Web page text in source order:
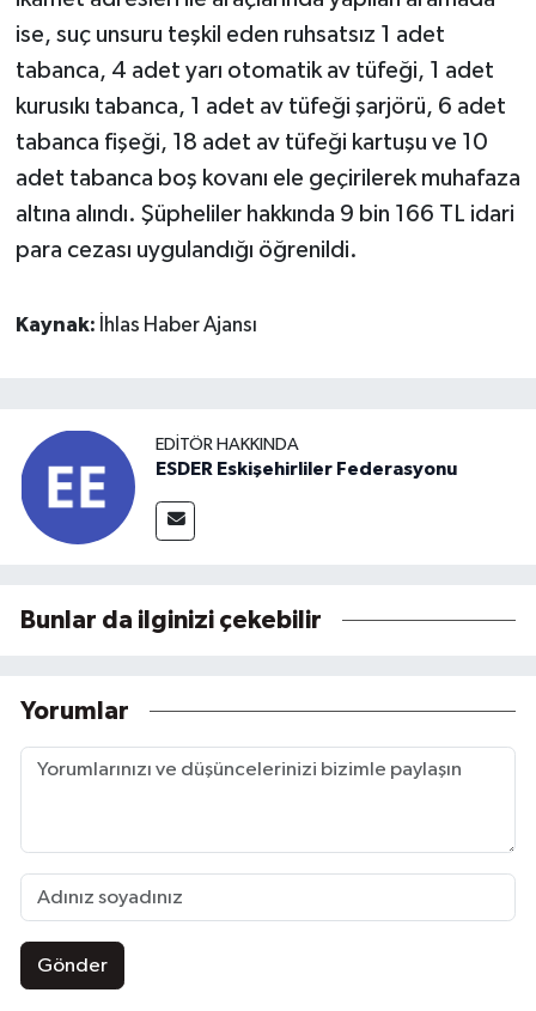
ise, suç unsuru teşkil eden ruhsatsız 1 adet
tabanca, 4 adet yarı otomatik av tüfeği, 1 adet
kurusıkı tabanca, 1 adet av tüfeği şarjörü, 6 adet
tabanca fişeği, 18 adet av tüfeği kartuşu ve 10
adet tabanca boş kovanı ele geçirilerek muhafaza
altına alındı. Şüpheliler hakkında 9 bin 166 TL idari
para cezası uygulandığı öğrenildi.
Kaynak: İhlas Haber Ajansı
EDITÖR HAKKINDA
ESDER Eskişehirliler Federasyonu
Bunlar da ilginizi çekebilir
Yorumlar
Gönder